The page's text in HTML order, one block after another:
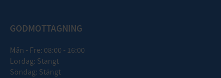
GODMOTTAGNING
Mån - Fre: 08:00 - 16:00
Lördag: Stängt
Söndag: Stängt